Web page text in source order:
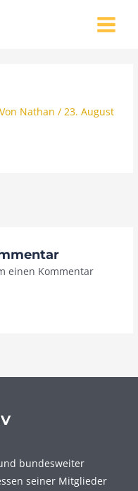
MENU
Nathan/ 23. August
einen Kommentar
bundesweiter
seiner Mitglieder